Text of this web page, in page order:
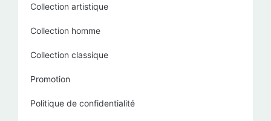
Collection artistique
Collection homme
Collection classique
Promotion
Politique de confidentialité